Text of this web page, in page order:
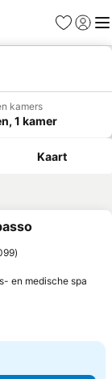
Favorieten
kamers
1 kamer
Kaart
favorieten
en medische spa